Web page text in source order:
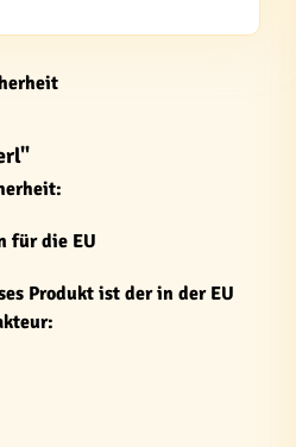
für die EU
Produkt ist der in der EU